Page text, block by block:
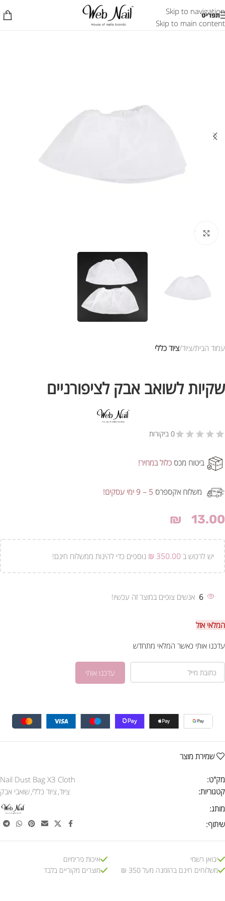
Skip to navigation
Skip to main content
תפריט
אזל המלאי
לחץ להגדלת התמונה
עמוד הבית ציוד ציוד כללי
שקיות לשואב אבק לציפורניים
0 ביקורות
ביטוח מכס כלול במחיר!
משלוח אקספרס 5 – 9 ימי עסקים!
₪ 13.00
יש לרכוש ב ₪ 350.00 נוספים כדי להינות ממשלוח חינם!
6 אנשים צופים במוצר זה עכשיו!
המלאי אזל
עדכנו אותי כאשר המלאי מתחדש
שמירת מוצר
מק"ט:
Nail Dust Bag X3 Cloth
קטגוריות:
ציוד, ציוד כללי,שואבי אבק
מותג:
שיתוף:
יבואן רשמי
משלוחים חינם בהזמנה מעל 350 ₪
איכות פרימיום
מוצרים מקוריים בלבד